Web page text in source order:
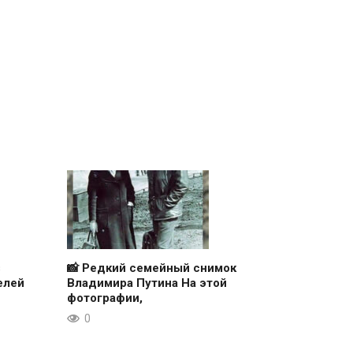
📸 Редкий семейный снимок
Владимира Путина На этой
фотографии,
0